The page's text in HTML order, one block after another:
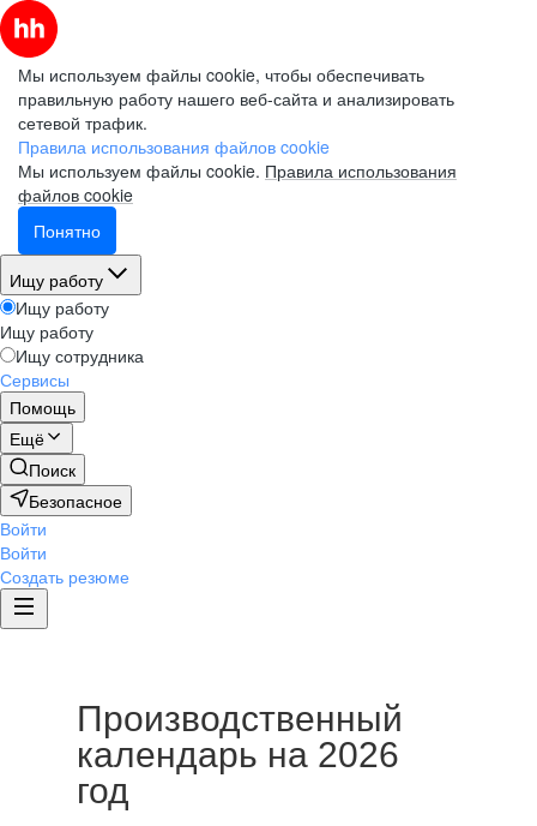
Мы используем файлы cookie, чтобы обеспечивать
правильную работу нашего веб-сайта и анализировать
сетевой трафик.
Правила использования файлов cookie
Мы используем файлы cookie. Правила использования
файлов cookie
Понятно
Ищу работу
Ищу работу
Ищу работу
Ищу сотрудника
Сервисы
Помощь
Ещё
Поиск
Безопасное
Войти
Войти
Создать резюме
Производственный
календарь на 2026
год